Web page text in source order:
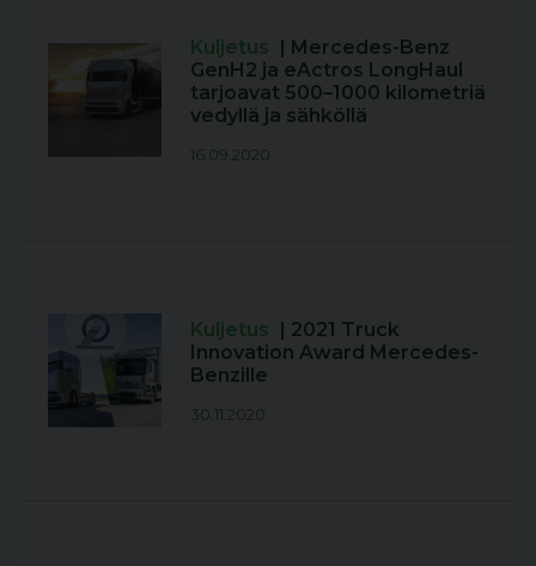
Kuljetus | Mercedes-Benz
GenH2 ja eActros LongHaul
tarjoavat 500–1000 kilometriä
vedyllä ja sähköllä
16.09.2020
Kuljetus | 2021 Truck
Innovation Award Mercedes-
Benzille
30.11.2020